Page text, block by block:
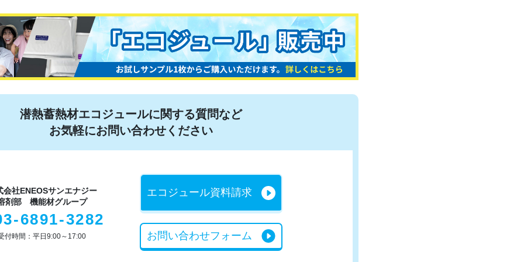
潜熱蓄熱材エコジュールに関する質問など
お気軽にお問い合わせください
会社ENEOSサンエナジー
剤部 機能材グループ
6891-3282
付時間：平日9:00～17:00
エコジュール資料請求
お問い合わせフォーム